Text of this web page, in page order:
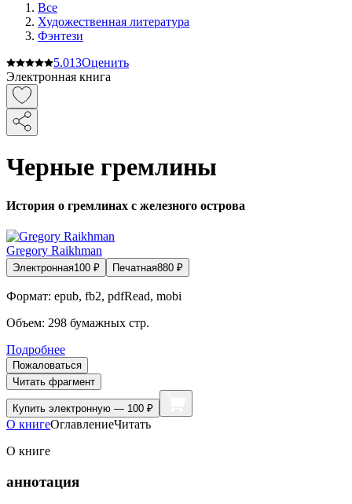
Все
Художественная литература
Фэнтези
5.013Оценить
Электронная книга
Черные гремлины
История о гремлинах с железного острова
Gregory Raikhman
Электронная100 ₽ Печатная880 ₽
Формат: epub, fb2, pdfRead, mobi
Объем: 298 бумажных стр.
Подробнее
Пожаловаться
Читать фрагмент
Купить электронную — 100 ₽
О книгеОглавлениеЧитать
О книге
аннотация